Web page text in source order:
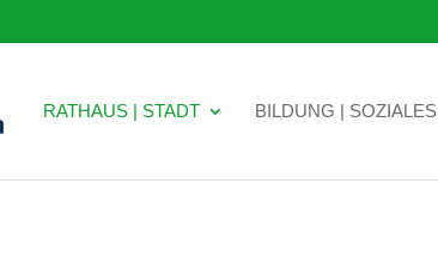
RATHAUS | STADT BILDUNG | SOZIALES